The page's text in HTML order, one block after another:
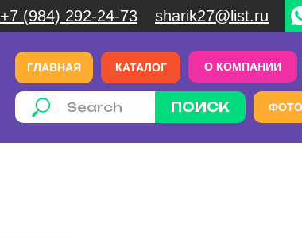
+7 (984) 292-24-73 sharik27@list.ru
ГЛАВНАЯ КАТАЛОГ О КОМПАНИИ
ПОИСК